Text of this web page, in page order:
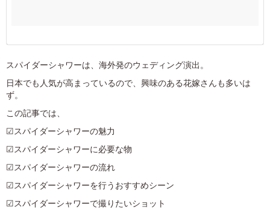
スパイダーシャワーは、海外発のウェディング演出。
日本でも人気が高まっているので、興味のある花嫁さんも多いは
ず。
この記事では、
☑スパイダーシャワーの魅力
☑スパイダーシャワーに必要な物
☑スパイダーシャワーの流れ
☑スパイダーシャワーを行うおすすめシーン
☑スパイダーシャワーで撮りたいショット